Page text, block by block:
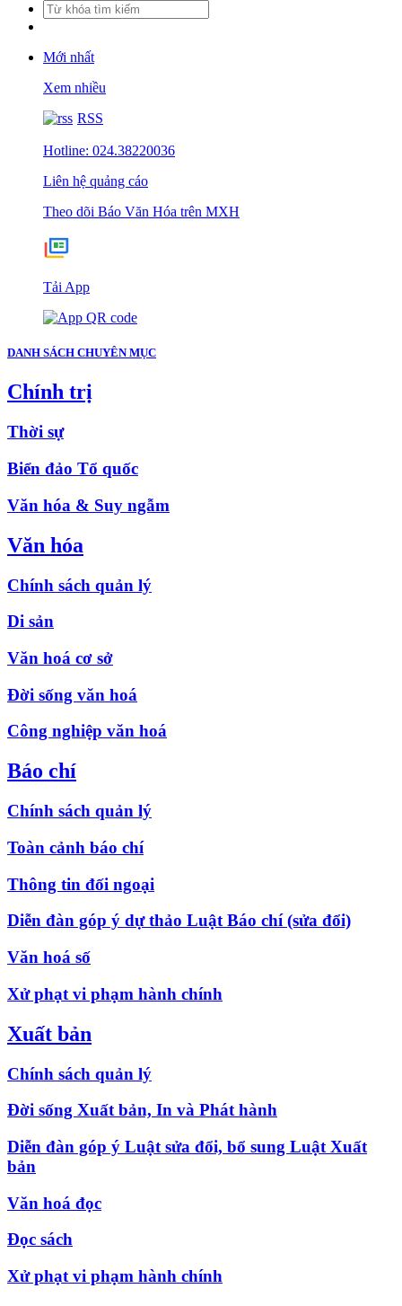
Mới nhất
Xem nhiều
RSS
Hotline: 024.38220036
Liên hệ quảng cáo
Theo dõi Báo Văn Hóa trên MXH
Tải App
DANH SÁCH CHUYÊN MỤC
Chính trị
Thời sự
Biển đảo Tổ quốc
Văn hóa & Suy ngẫm
Văn hóa
Chính sách quản lý
Di sản
Văn hoá cơ sở
Đời sống văn hoá
Công nghiệp văn hoá
Báo chí
Chính sách quản lý
Toàn cảnh báo chí
Thông tin đối ngoại
Diễn đàn góp ý dự thảo Luật Báo chí (sửa đổi)
Văn hoá số
Xử phạt vi phạm hành chính
Xuất bản
Chính sách quản lý
Đời sống Xuất bản, In và Phát hành
Diễn đàn góp ý Luật sửa đổi, bổ sung Luật Xuất
bản
Văn hoá đọc
Đọc sách
Xử phạt vi phạm hành chính